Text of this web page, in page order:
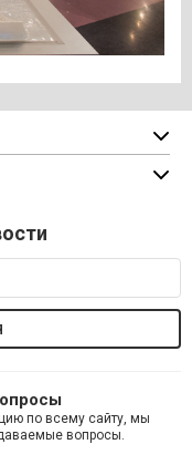
по всему сайту, мы
вопросы.